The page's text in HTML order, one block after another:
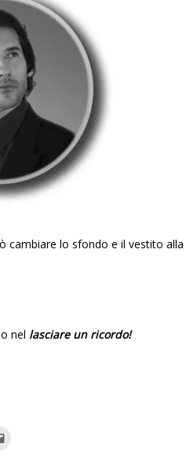
cambiare lo sfondo e il vestito
nel lasciare un ricordo!